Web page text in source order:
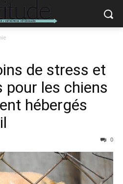
de stress et
pour les chiens
hébergés
0